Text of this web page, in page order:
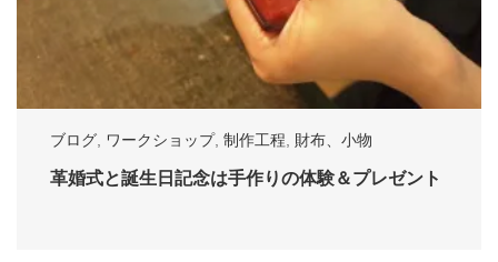
ブログ ワークショップ, 制作工程 財布、小物
革婚式と誕生日記念は手作りの体験＆プレゼント